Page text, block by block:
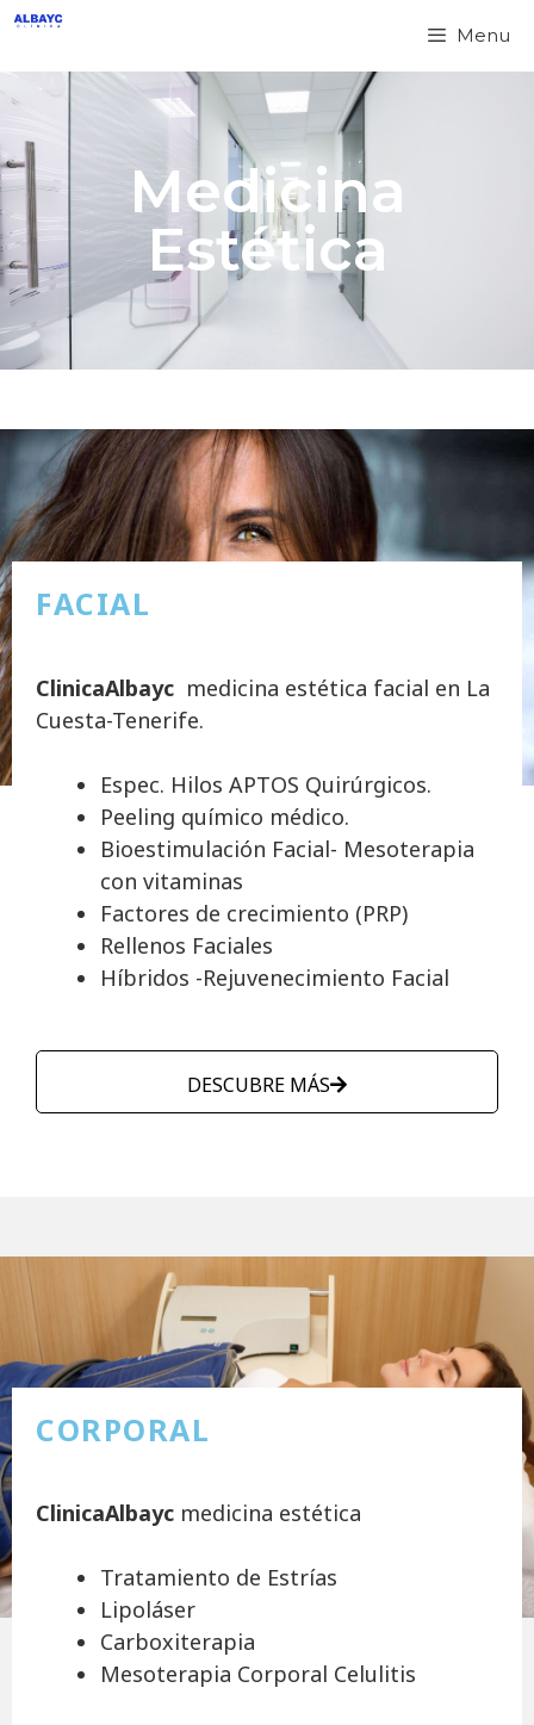
Menu
Medicina
Estética
FACIAL
ClinicaAlbayc medicina estética facial en La
Cuesta-Tenerife.
Espec. Hilos APTOS Quirúrgicos.
Peeling químico médico.
Bioestimulación Facial- Mesoterapia
con vitaminas
Factores de crecimiento (PRP)
Rellenos Faciales
Híbridos -Rejuvenecimiento Facial
DESCUBRE MÁS
CORPORAL
ClinicaAlbayc medicina estética
Tratamiento de Estrías
Lipoláser
Carboxiterapia
Mesoterapia Corporal Celulitis